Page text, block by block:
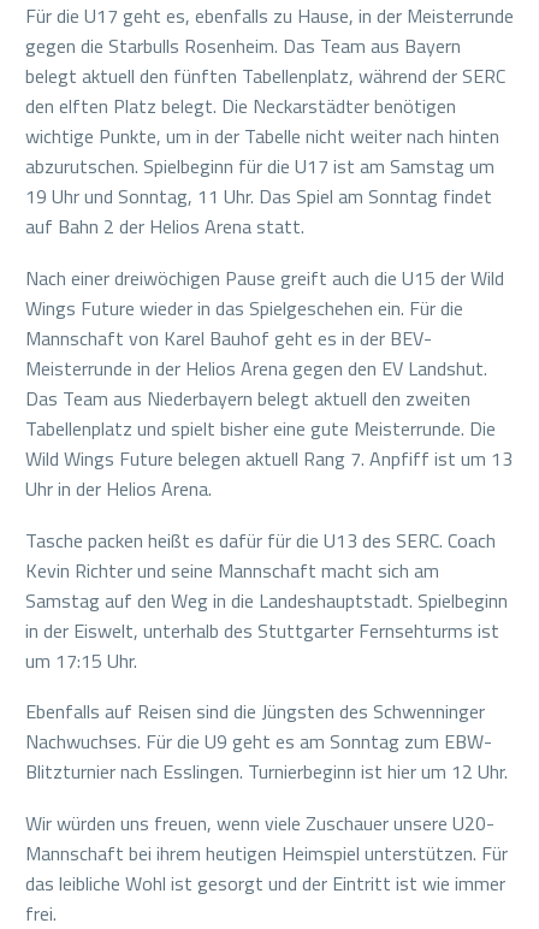
Für die U17 geht es, ebenfalls zu Hause, in der Meisterrunde
gegen die Starbulls Rosenheim. Das Team aus Bayern
belegt aktuell den fünften Tabellenplatz, während der SERC
den elften Platz belegt. Die Neckarstädter benötigen
wichtige Punkte, um in der Tabelle nicht weiter nach hinten
abzurutschen. Spielbeginn für die U17 ist am Samstag um
19 Uhr und Sonntag, 11 Uhr. Das Spiel am Sonntag findet
auf Bahn 2 der Helios Arena statt.
Nach einer dreiwöchigen Pause greift auch die U15 der Wild
Wings Future wieder in das Spielgeschehen ein. Für die
Mannschaft von Karel Bauhof geht es in der BEV-
Meisterrunde in der Helios Arena gegen den EV Landshut.
Das Team aus Niederbayern belegt aktuell den zweiten
Tabellenplatz und spielt bisher eine gute Meisterrunde. Die
Wild Wings Future belegen aktuell Rang 7. Anpfiff ist um 13
Uhr in der Helios Arena.
Tasche packen heißt es dafür für die U13 des SERC. Coach
Kevin Richter und seine Mannschaft macht sich am
Samstag auf den Weg in die Landeshauptstadt. Spielbeginn
in der Eiswelt, unterhalb des Stuttgarter Fernsehturms ist
um 17:15 Uhr.
Ebenfalls auf Reisen sind die Jüngsten des Schwenninger
Nachwuchses. Für die U9 geht es am Sonntag zum EBW-
Blitzturnier nach Esslingen. Turnierbeginn ist hier um 12 Uhr.
Wir würden uns freuen, wenn viele Zuschauer unsere U20-
Mannschaft bei ihrem heutigen Heimspiel unterstützen. Für
das leibliche Wohl ist gesorgt und der Eintritt ist wie immer
frei.